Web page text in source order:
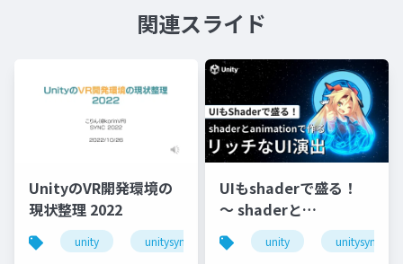
関連スライド
UnityのVR開発環境の
現状整理 2022
unity unitysync
UIもshaderで盛る！
〜 shaderと
animationで作るリッ
チなUI演出
unity unitysync